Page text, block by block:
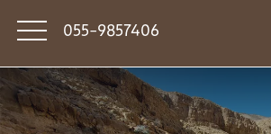
055-9857406
פודקאסט טראק טוק